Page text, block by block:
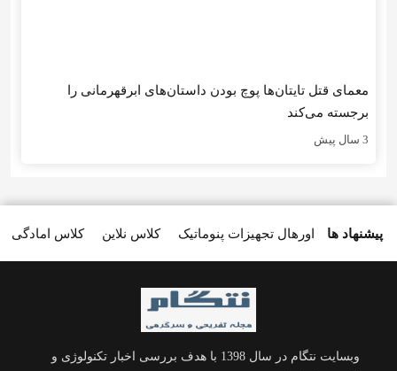
معمای قتل تایتان‌ها پوچ بودن داستان‌های ابرقهرمانی را
برجسته می‌کند
3 سال پیش
پیشنهاد ها کلاس امادگی کلاس نلاین اورهال تجهیزات پنوماتیک
وبسایت نتگام در سال 1398 با هدف بررسی اخبار تکنولوژی و